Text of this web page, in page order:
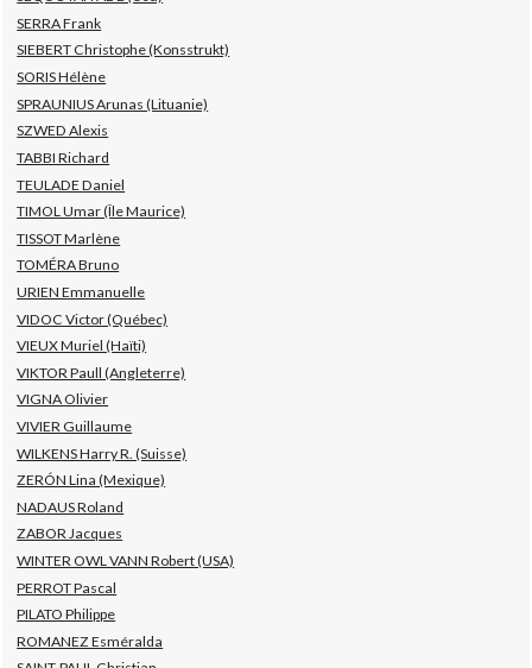
SERRA Frank
SIEBERT Christophe (Konsstrukt)
SORIS Hélène
SPRAUNIUS Arunas (Lituanie)
SZWED Alexis
TABBI Richard
TEULADE Daniel
TIMOL Umar (Île Maurice)
TISSOT Marlène
TOMÉRA Bruno
URIEN Emmanuelle
VIDOC Victor (Québec)
VIEUX Muriel (Haïti)
VIKTOR Paull (Angleterre)
VIGNA Olivier
VIVIER Guillaume
WILKENS Harry R. (Suisse)
ZERÓN Lina (Mexique)
NADAUS Roland
ZABOR Jacques
WINTER OWL VANN Robert (USA)
PERROT Pascal
PILATO Philippe
ROMANEZ Esméralda